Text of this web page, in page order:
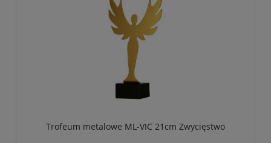
Trofeum metalowe ML-VIC 21cm Zwycięstwo